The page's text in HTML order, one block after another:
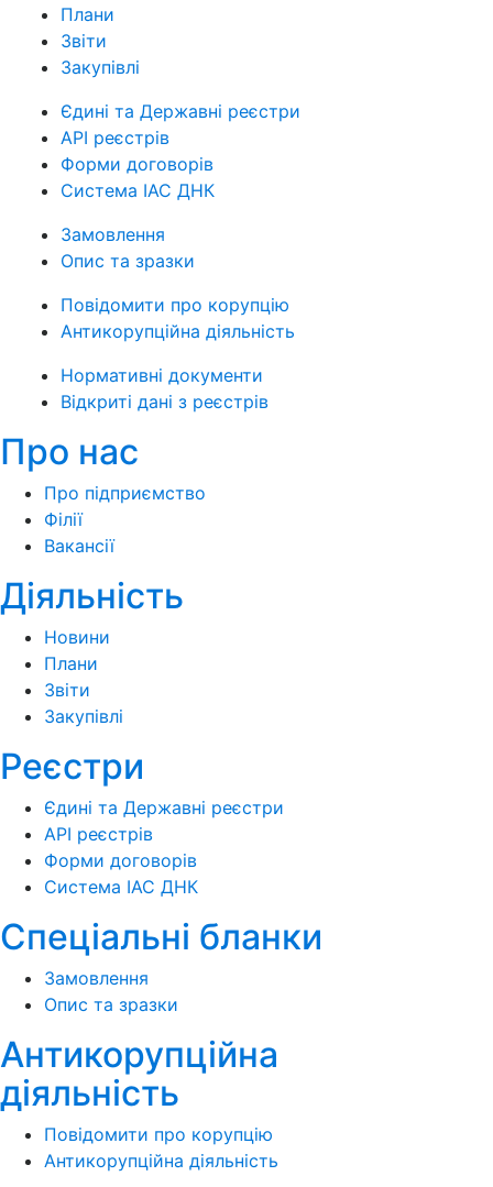
Плани
Звіти
Закупівлі
Єдині та Державні реєстри
API реєстрів
Форми договорів
Система ІАС ДНК
Замовлення
Опис та зразки
Повідомити про корупцію
Антикорупційна діяльність
Нормативні документи
Відкриті дані з реєстрів
Про нас
Про підприємство
Філії
Вакансії
Діяльність
Новини
Плани
Звіти
Закупівлі
Реєстри
Єдині та Державні реєстри
API реєстрів
Форми договорів
Система ІАС ДНК
Спеціальні бланки
Замовлення
Опис та зразки
Антикорупційна
діяльність
Повідомити про корупцію
Антикорупційна діяльність